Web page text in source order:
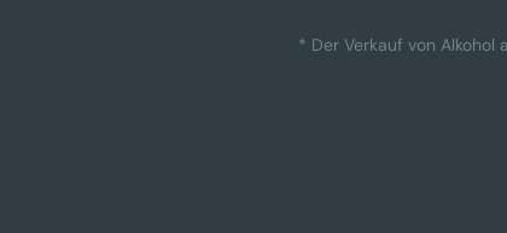
* Der Verkauf von Alkohol